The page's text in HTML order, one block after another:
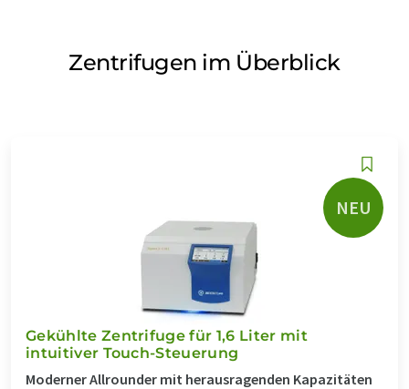
Zentrifugen im Überblick
NEU
Gekühlte Zentrifuge für 1,6 Liter mit
intuitiver Touch-Steuerung
Moderner Allrounder mit herausragenden Kapazitäten